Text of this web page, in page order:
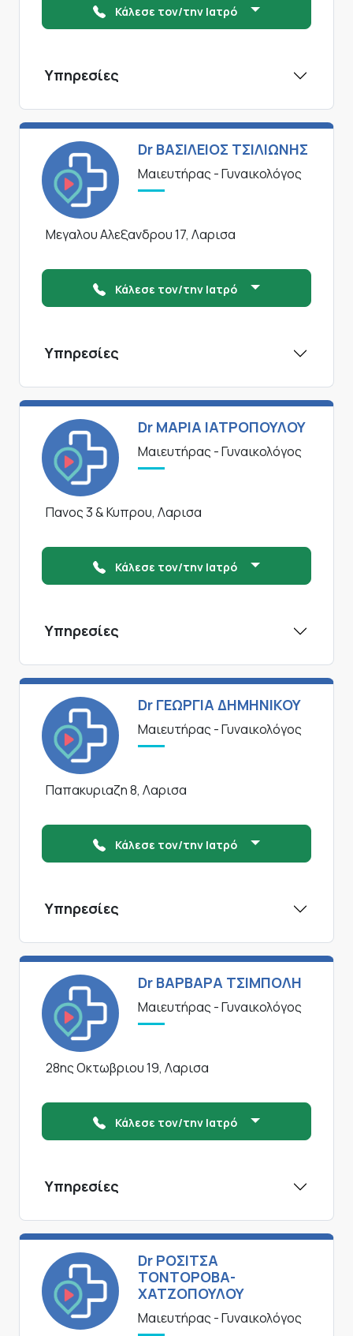
Κάλεσε τον/την Ιατρό
Υπηρεσίες
Dr ΒΑΣΙΛΕΙΟΣ ΤΣΙΛΙΩΝΗΣ
Μαιευτήρας - Γυναικολόγος
Μεγαλου Αλεξανδρου 17, Λαρισα
Κάλεσε τον/την Ιατρό
Υπηρεσίες
Dr ΜΑΡΙΑ ΙΑΤΡΟΠΟΥΛΟΥ
Μαιευτήρας - Γυναικολόγος
Πανος 3 & Κυπρου, Λαρισα
Κάλεσε τον/την Ιατρό
Υπηρεσίες
Dr ΓΕΩΡΓΙΑ ΔΗΜΗΝΙΚΟΥ
Μαιευτήρας - Γυναικολόγος
Παπακυριαζη 8, Λαρισα
Κάλεσε τον/την Ιατρό
Υπηρεσίες
Dr ΒΑΡΒΑΡΑ ΤΣΙΜΠΟΛΗ
Μαιευτήρας - Γυναικολόγος
28ης Οκτωβριου 19, Λαρισα
Κάλεσε τον/την Ιατρό
Υπηρεσίες
Dr ΡΟΣΙΤΣΑ
ΤΟΝΤΟΡΟΒΑ-
ΧΑΤΖΟΠΟΥΛΟΥ
Μαιευτήρας - Γυναικολόγος